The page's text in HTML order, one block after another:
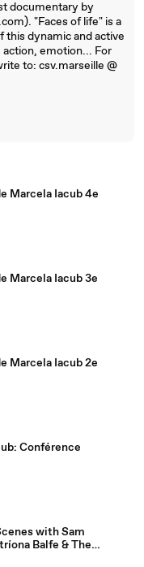
documentary by
"Faces of life" is a
dynamic and active
emotion... For
to: csv.marseille @
Marcela Iacub 4e
Marcela Iacub 3e
Marcela Iacub 2e
Conférence
with Sam
Balfe & The